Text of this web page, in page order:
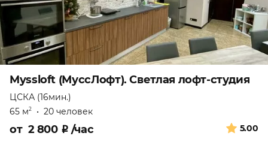
Myssloft (МуссЛофт). Светлая лофт-студия
ЦСКА (16мин.)
65 м2 • 20 человек
5.00
от 2 800 ₽ /час